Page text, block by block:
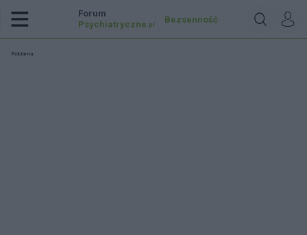
Forum
Psychiatryczne .pl Bezsenność
Reklama: